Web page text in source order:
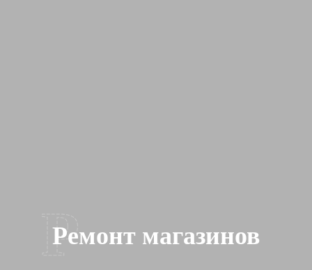
Р
Ремонт магазинов